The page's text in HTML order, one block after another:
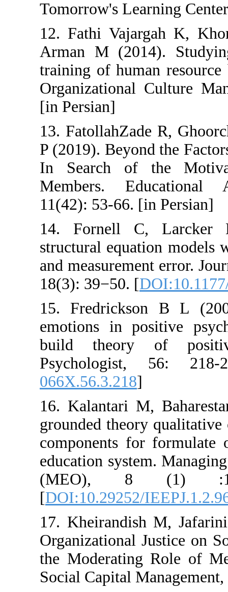
Tomorrow's
12. Fathi
Arman M
training of
Organizational
13.
P (2019).
In Search of
Members.
11(42): 53-66.
14. Fornell
structural
and
18(3): 39−50. [
15.
emotions in
build theory
066X.56.3.218
16. Kalantari
grounded
components
education
(MEO),
[DOI:10.29252/
17.
Organizational
the
Social Capital